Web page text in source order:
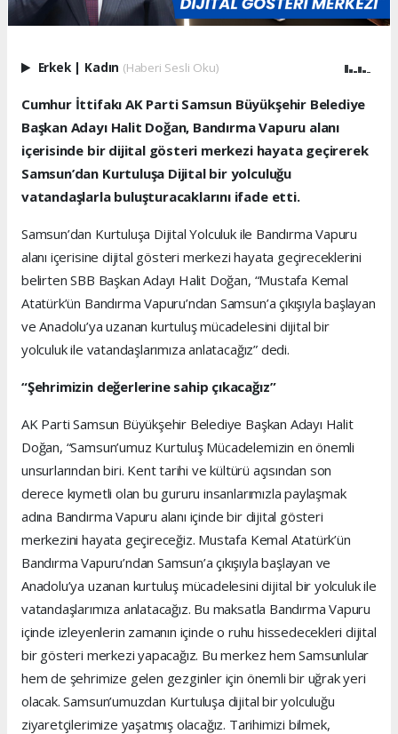
Erkek | Kadın (Haberi Sesli Oku)
Cumhur İttifakı AK Parti Samsun Büyükşehir Belediye
Başkan Adayı Halit Doğan, Bandırma Vapuru alanı
içerisinde bir dijital gösteri merkezi hayata geçirerek
Samsun’dan Kurtuluşa Dijital bir yolculuğu
vatandaşlarla buluşturacaklarını ifade etti.
Samsun’dan Kurtuluşa Dijital Yolculuk ile Bandırma Vapuru
alanı içerisine dijital gösteri merkezi hayata geçireceklerini
belirten SBB Başkan Adayı Halit Doğan, “Mustafa Kemal
Atatürk’ün Bandırma Vapuru’ndan Samsun’a çıkışıyla başlayan
ve Anadolu’ya uzanan kurtuluş mücadelesini dijital bir
yolculuk ile vatandaşlarımıza anlatacağız” dedi.
“Şehrimizin değerlerine sahip çıkacağız”
AK Parti Samsun Büyükşehir Belediye Başkan Adayı Halit
Doğan, “Samsun’umuz Kurtuluş Mücadelemizin en önemli
unsurlarından biri. Kent tarihi ve kültürü açısından son
derece kıymetli olan bu gururu insanlarımızla paylaşmak
adına Bandırma Vapuru alanı içinde bir dijital gösteri
merkezini hayata geçireceğiz. Mustafa Kemal Atatürk’ün
Bandırma Vapuru’ndan Samsun’a çıkışıyla başlayan ve
Anadolu’ya uzanan kurtuluş mücadelesini dijital bir yolculuk ile
vatandaşlarımıza anlatacağız. Bu maksatla Bandırma Vapuru
içinde izleyenlerin zamanın içinde o ruhu hissedecekleri dijital
bir gösteri merkezi yapacağız. Bu merkez hem Samsunlular
hem de şehrimize gelen gezginler için önemli bir uğrak yeri
olacak. Samsun’umuzdan Kurtuluşa dijital bir yolculuğu
ziyaretçilerimize yaşatmış olacağız. Tarihimizi bilmek,